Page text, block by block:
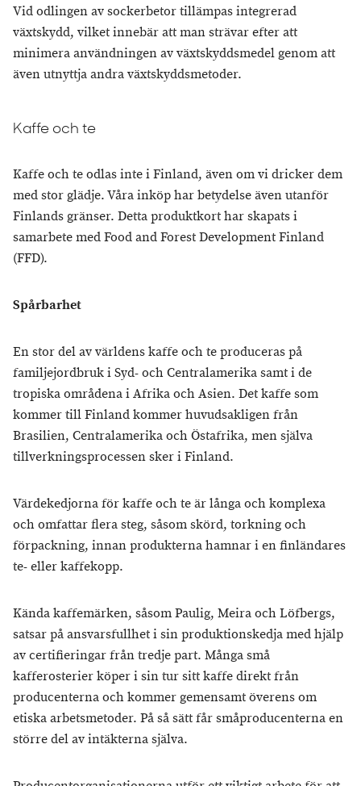
Vid odlingen av sockerbetor tillämpas integrerad
växtskydd, vilket innebär att man strävar efter att
minimera användningen av växtskyddsmedel genom att
även utnyttja andra växtskyddsmetoder.
Kaffe och te
Kaffe och te odlas inte i Finland, även om vi dricker dem
med stor glädje. Våra inköp har betydelse även utanför
Finlands gränser. Detta produktkort har skapats i
samarbete med Food and Forest Development Finland
(FFD).
Spårbarhet
En stor del av världens kaffe och te produceras på
familjejordbruk i Syd- och Centralamerika samt i de
tropiska områdena i Afrika och Asien. Det kaffe som
kommer till Finland kommer huvudsakligen från
Brasilien, Centralamerika och Östafrika, men själva
tillverkningsprocessen sker i Finland.
Värdekedjorna för kaffe och te är långa och komplexa
och omfattar flera steg, såsom skörd, torkning och
förpackning, innan produkterna hamnar i en finländares
te- eller kaffekopp.
Kända kaffemärken, såsom Paulig, Meira och Löfbergs,
satsar på ansvarsfullhet i sin produktionskedja med hjälp
av certifieringar från tredje part. Många små
kafferosterier köper i sin tur sitt kaffe direkt från
producenterna och kommer gemensamt överens om
etiska arbetsmetoder. På så sätt får småproducenterna en
större del av intäkterna själva.